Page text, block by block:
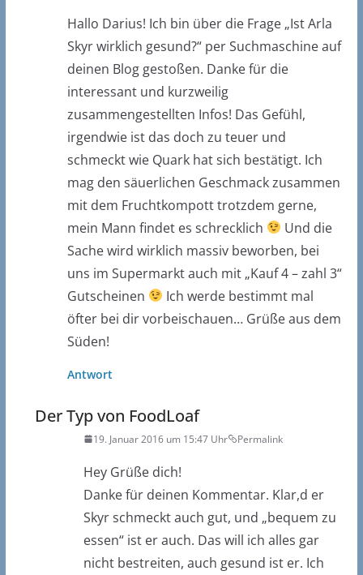
Hallo Darius! Ich bin über die Frage „Ist Arla
Skyr wirklich gesund?“ per Suchmaschine auf
deinen Blog gestoßen. Danke für die
interessant und kurzweilig
zusammengestellten Infos! Das Gefühl,
irgendwie ist das doch zu teuer und
schmeckt wie Quark hat sich bestätigt. Ich
mag den säuerlichen Geschmack zusammen
mit dem Fruchtkompott trotzdem gerne,
mein Mann findet es schrecklich
Und die
Sache wird wirklich massiv beworben, bei
uns im Supermarkt auch mit „Kauf 4 – zahl 3“
Gutscheinen
Ich werde bestimmt mal
öfter bei dir vorbeischauen… Grüße aus dem
Süden!
Antwort
Der Typ von FoodLoaf
19. Januar 2016 um 15:47 Uhr Permalink
Hey Grüße dich!
Danke für deinen Kommentar. Klar,d er
Skyr schmeckt auch gut, und „bequem zu
essen“ ist er auch. Das will ich alles gar
nicht bestreiten, auch gesund ist er. Ich